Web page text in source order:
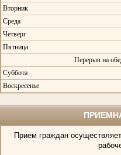
Вторник
Среда
Четверг
Пятница
Перерыв на
Суббота
Воскресенье
Прием граждан